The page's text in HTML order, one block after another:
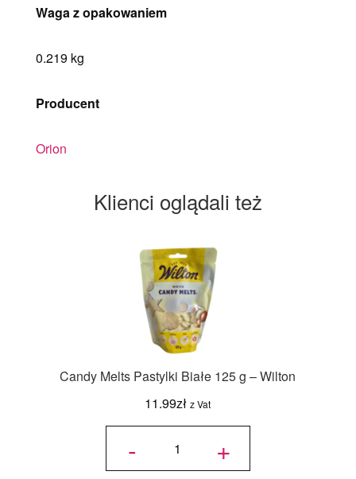
Waga z opakowaniem
0.219 kg
Producent
Orion
Klienci oglądali też
Candy Melts Pastylki Białe 125 g – Wilton
11.99zł z Vat
-
ilość
Pastylki
Białe
125 g -
Wilton +